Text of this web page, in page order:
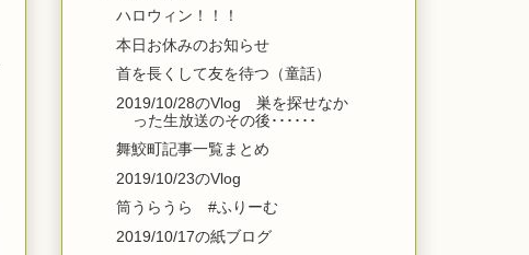
ハロウィン！！！
本日お休みのお知らせ
首を長くして友を待つ（童話）
2019/10/28のVlog 巣を探せなか
った生放送のその後･･････
舞鮫町記事一覧まとめ
2019/10/23のVlog
筒うらうら #ふりーむ
2019/10/17の紙ブログ